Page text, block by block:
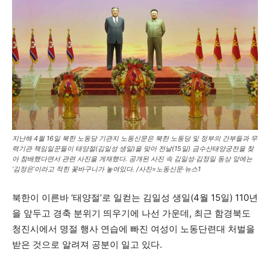
지난해 4월 16일 북한 노동당 기관지 노동신문은 북한 노동당 및 정부의 간부들과 무
력기관 책임일꾼들이 태양절(김일성 생일)을 맞아 전날(15일) 금수산태양궁전을 찾
아 참배했다면서 관련 사진을 게재했다. 공개된 사진 속 김일성·김정일 동상 앞에는
‘김정은’이라고 적힌 꽃바구니가 놓여있다. /사진=노동신문·뉴스1
북한이 이른바 ‘태양절’로 일컫는 김일성 생일(4월 15일) 110년
을 앞두고 경축 분위기 띄우기에 나선 가운데, 최근 함경북도
청진시에서 명절 행사 연습에 빠진 여성이 노동단련대 처벌을
받은 것으로 알려져 공분이 일고 있다.